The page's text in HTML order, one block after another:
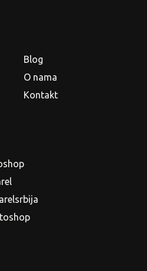
Blog
O nama
Kontakt